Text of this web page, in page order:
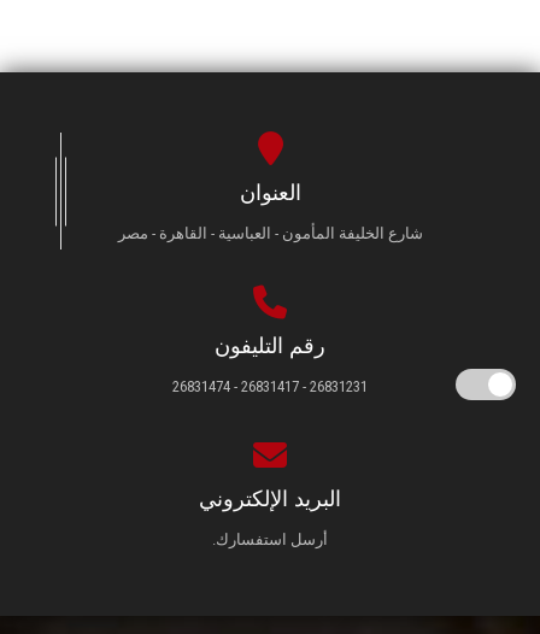
العنوان
شارع الخليفة المأمون - العباسية - القاهرة - مصر
رقم التليفون
26831231 - 26831417 - 26831474
البريد الإلكتروني
أرسل استفسارك.